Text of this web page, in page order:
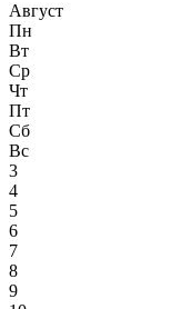
Август
Пн
Вт
Ср
Чт
Пт
Сб
Вс
3
4
5
6
7
8
9